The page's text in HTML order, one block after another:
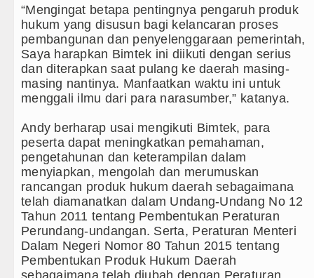
Pukul 18.00 WIB
Pukul 00.00 WIB
11 Tarutung
Pascabencana di
“Mengingat betapa pentingnya pengaruh produk
hukum yang disusun bagi kelancaran proses
pembangunan dan penyelenggaraan pemerintah,
Saya harapkan Bimtek ini diikuti dengan serius
dan diterapkan saat pulang ke daerah masing-
masing nantinya. Manfaatkan waktu ini untuk
menggali ilmu dari para narasumber,” katanya.
Andy berharap usai mengikuti Bimtek, para
peserta dapat meningkatkan pemahaman,
pengetahunan dan keterampilan dalam
menyiapkan, mengolah dan merumuskan
rancangan produk hukum daerah sebagaimana
telah diamanatkan dalam Undang-Undang No 12
Tahun 2011 tentang Pembentukan Peraturan
Perundang-undangan. Serta, Peraturan Menteri
Dalam Negeri Nomor 80 Tahun 2015 tentang
Pembentukan Produk Hukum Daerah